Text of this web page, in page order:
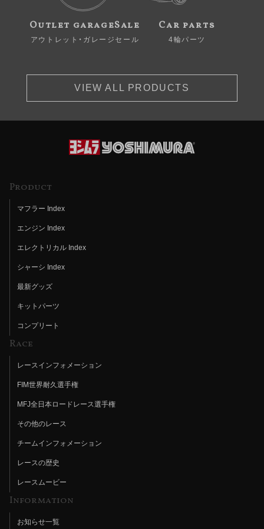
Outlet garageSale
アウトレット・ガレージセール
Car parts
4輪パーツ
VIEW ALL PRODUCTS
Product
マフラー Index
エンジン Index
エレクトリカル Index
シャーシ Index
最新グッズ
キットパーツ
コンプリート
Race
レースインフォメーション
FIM世界耐久選手権
MFJ全日本ロードレース選手権
その他のレース
チームインフォメーション
レースの歴史
レースムービー
Information
お知らせ一覧